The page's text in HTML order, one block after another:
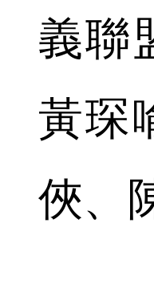
義聯
黃琛
俠、